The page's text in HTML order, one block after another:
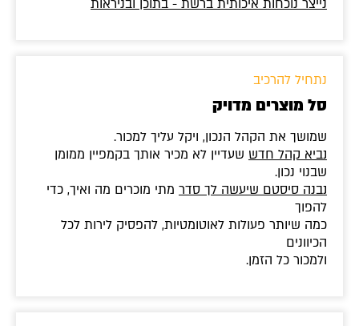
נייצר נוכחות איכותית ברשת - בתוכן ובניראות
נתחיל להרכיב
סל מוצרים מדויק
שמושך את הקהל הנכון, ויקל עליך למכור.
נביא קהל חדש שעדיין לא מכיר אותך בקמפיין ממומן
שבנוי נכון.
נבנה סיסטם שיעשה לך סדר מתי מוכרים מה ואיך, כדי
להפוך
כמה שיותר פעולות לאוטומטיות, להפסיק לירות לכל
הכיוונים
ולמכור כל הזמן.